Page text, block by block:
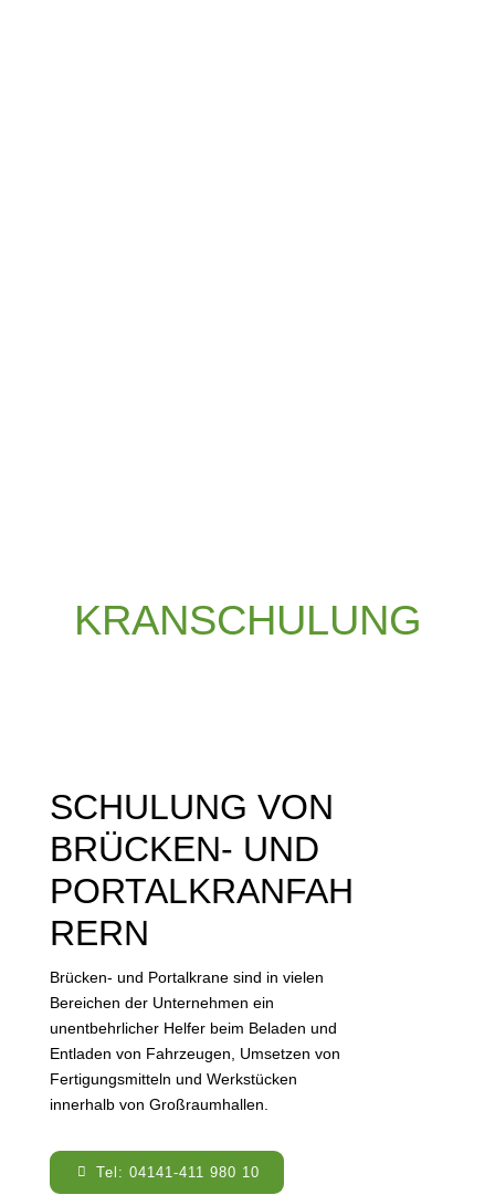
KRANSCHULUNG
SCHULUNG VON
BRÜCKEN- UND
PORTALKRANFAH
RERN
Brücken- und Portalkrane sind in vielen
Bereichen der Unternehmen ein
unentbehrlicher Helfer beim Beladen und
Entladen von Fahrzeugen, Umsetzen von
Fertigungsmitteln und Werkstücken
innerhalb von Großraumhallen.
Tel: 04141-411 980 10